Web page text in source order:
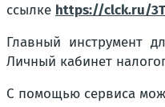
ссылке https://clck.ru/
Главный инструмент
Личный кабинет
С помощью сервиса